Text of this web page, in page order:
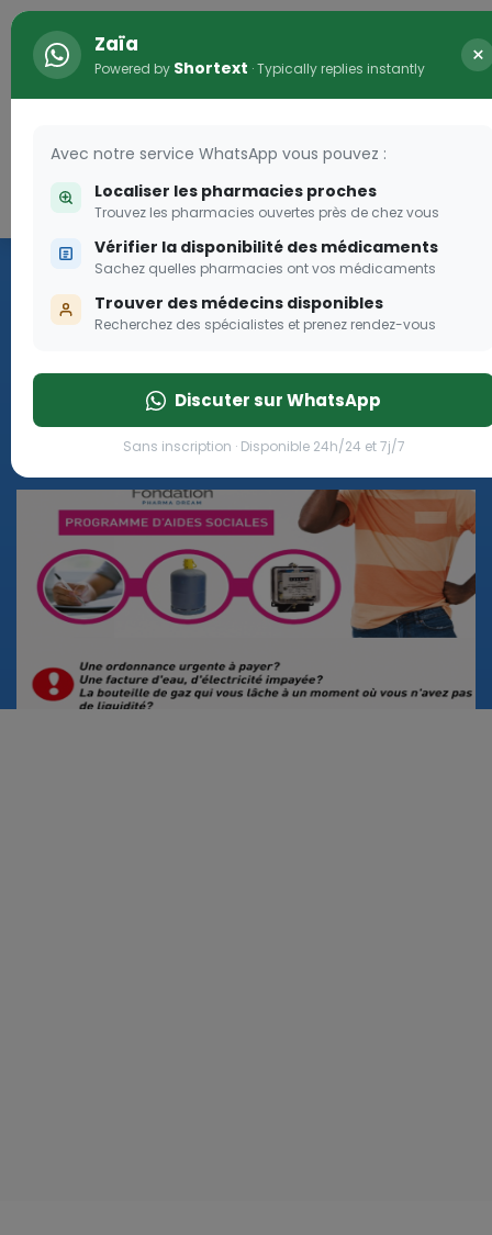
Connexion
Les aides sociales Pharma
Dream
pique!
Zaïa
Powered by Shortext · Typically replies instantly ×
Avec notre service WhatsApp vous pouvez :
Localiser les pharmacies proches
Trouvez les pharmacies ouvertes près de chez vous
Vérifier la disponibilité des médicaments
Sachez quelles pharmacies ont vos médicaments
Trouver des médecins disponibles
Recherchez des spécialistes et prenez rendez-vous
Discuter sur WhatsApp
Sans inscription · Disponible 24h/24 et 7j/7